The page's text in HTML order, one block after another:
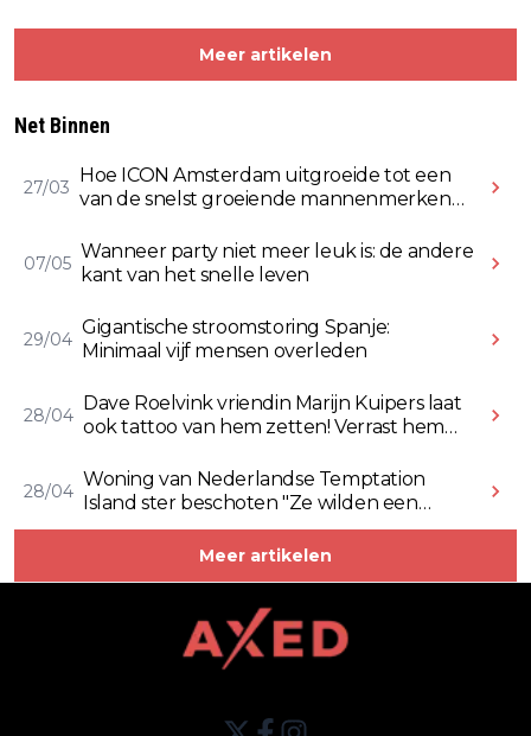
Meer artikelen
Net Binnen
27/03
Hoe ICON Amsterdam uitgroeide tot een
van de snelst groeiende mannenmerken
07/05
Wanneer party niet meer leuk is: de andere
kant van het snelle leven
29/04
Gigantische stroomstoring Spanje:
Minimaal vijf mensen overleden
28/04
Dave Roelvink vriendin Marijn Kuipers laat
ook tattoo van hem zetten! Verrast hem
28/04
Woning van Nederlandse Temptation
Island ster beschoten "Ze wilden een
Rolex stelen" (Video)
Meer artikelen